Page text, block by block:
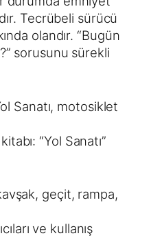
Tecrübeli sürücü
olandır. “Bugün
sorusunu sürekli
“Yol Sanatı”
geçit, rampa,
ve kullanış